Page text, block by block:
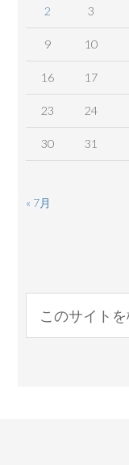
2 3
9 10
16 17
23 24
30 31
« 7月